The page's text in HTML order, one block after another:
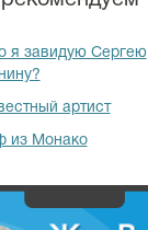
я завидую Сергею
артист
из Монако